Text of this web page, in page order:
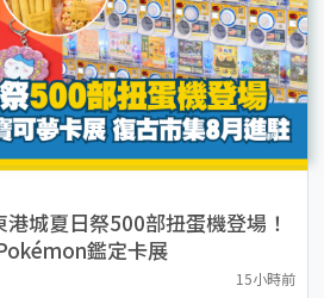
城夏日祭500部扭蛋機登場！
鑑定卡展
15小時前